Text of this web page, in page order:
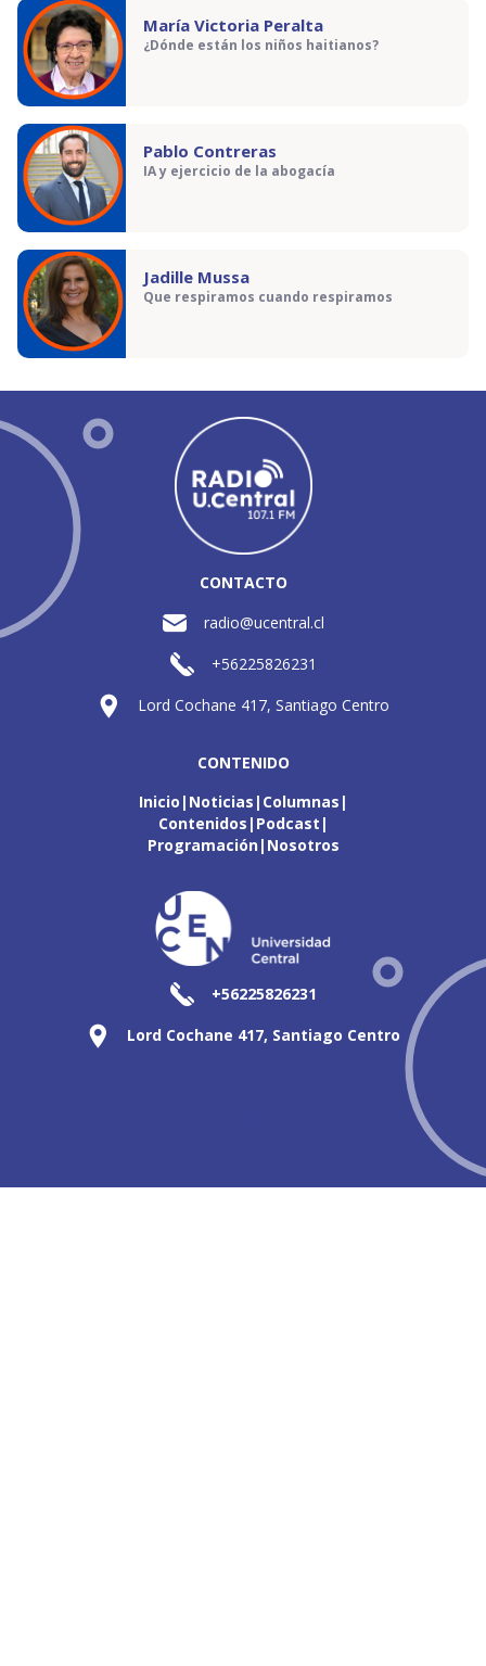
María Victoria Peralta
¿Dónde están los niños haitianos?
Pablo Contreras
IA y ejercicio de la abogacía
Jadille Mussa
Que respiramos cuando respiramos
CONTACTO
radio@ucentral.cl
+56225826231
Lord Cochane 417, Santiago Centro
CONTENIDO
Inicio Noticias Columnas
Contenidos Podcast
Programación Nosotros
+56225826231
Lord Cochane 417, Santiago Centro